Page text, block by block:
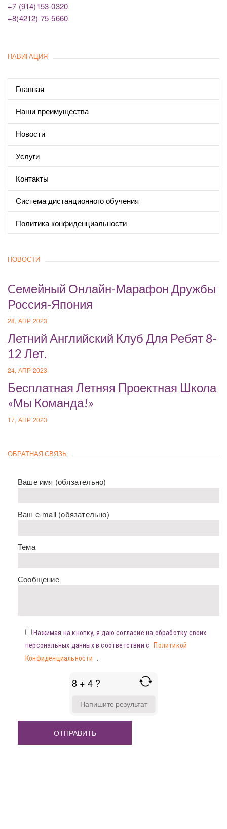
+7 (914)153-0320
+8(4212) 75-5660
НАВИГАЦИЯ
Главная
Наши преимущества
Новости
Услуги
Контакты
Система дистанционного обучения
Политика конфиденциальности
НОВОСТИ
Cемейный Онлайн-Марафон Дружбы
Россия-Япония
28, АПР 2023
Летний Английский Клуб Для Ребят 8-
12 Лет.
24, АПР 2023
Бесплатная Летняя Проектная Школа
«Мы Команда!»
17, АПР 2023
ОБРАТНАЯ СВЯЗЬ
Ваше имя (обязательно)
Ваш e-mail (обязательно)
Тема
Сообщение
Нажимая на кнопку, я даю согласие на обработку своих
персональных данных в соответствии с
Политикой
Конфиденциальности
8 + 4 ?
FOR
+